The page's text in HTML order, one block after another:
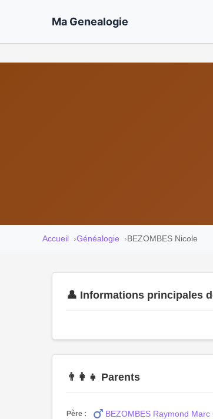
Ma Genealogie
Accueil Généalogie BEZOMBES Nicole
👤 Informations principales
👨‍👩‍👧 Parents
Père : BEZOMBES Raymond Marc